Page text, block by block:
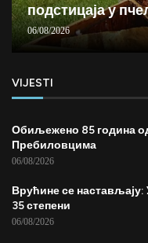
подстицаја у
06/08/2026
VIJESTI
Обиљежено 85 година
Пребиловцима
06/08/2026
Врућине се
35 степени
06/08/2026